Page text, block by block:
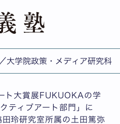
大学院政策・メディア研究科
生らが、2025アジアデジタ
策・メディア研究科
ト大賞展FUKUOKAの学
ティブアート部門」に
玲研究室所属の土田篤弥